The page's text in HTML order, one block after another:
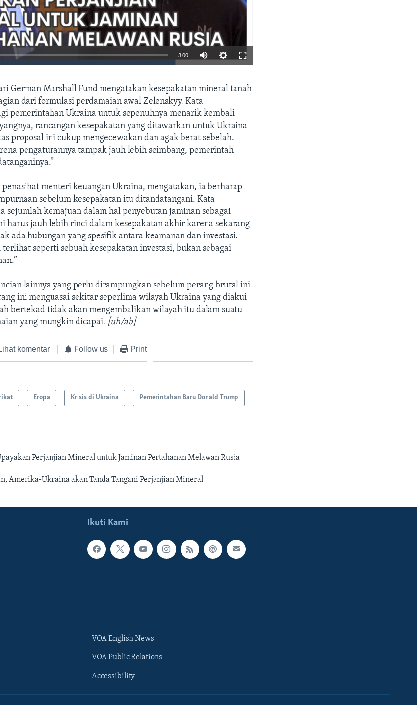
EMBED
240p 360p 480p
720p
3:00
360p
720p
1080p
German Marshall Fund mengatakan kesepakatan mineral tanah
dari formulasi perdamaian awal Zelenskyy. Kata
pemerintahan Ukraina untuk sepenuhnya menarik kembali
rancangan kesepakatan yang ditawarkan untuk Ukraina
proposal ini cukup mengecewakan dan agak berat sebelah.
pengaturannya tampak jauh lebih seimbang, pemerintah
menteri keuangan Ukraina, mengatakan, ia berharap
sebelum kesepakatan itu ditandatangani. Kata
sejumlah kemajuan dalam hal penyebutan jaminan sebagai
harus jauh lebih rinci dalam kesepakatan akhir karena sekarang
ada hubungan yang spesifik antara keamanan dan investasi.
terlihat seperti sebuah kesepakatan investasi, bukan sebagai
lainnya yang perlu dirampungkan sebelum perang brutal ini
ini menguasai sekitar seperlima wilayah Ukraina yang diakui
bertekad tidak akan mengembalikan wilayah itu dalam suatu
yang mungkin dicapai. [uh/ab]
Lihat komentar Follow us Print
Eropa Krisis di Ukraina Pemerintahan Baru Donald Trump
Perjanjian Mineral untuk Jaminan Pertahanan Melawan Rusia
Amerika-Ukraina akan Tanda Tangani Perjanjian Mineral
Ikuti Kami
VOA English News
VOA Public Relations
Accessibility